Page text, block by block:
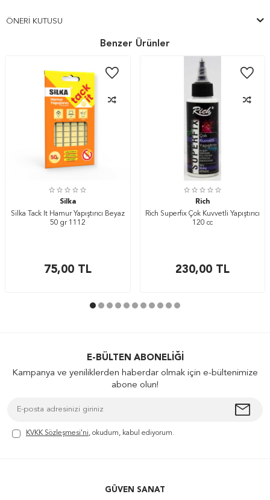
ÖNERI KUTUSU
Benzer Ürünler
Silka
Silka Tack It Hamur Yapıştırıcı Beyaz
50 gr 1112
75,00TL
Rich
Rich Superfix Çok Kuvvetli Yapıştırıcı
120 cc
230,00TL
E-BÜLTEN ABONELIĞI
Kampanya ve yeniliklerden haberdar olmak için e-bültenimize
abone olun!
KVKK Sözleşmesi'ni, okudum, kabul ediyorum.
GÜVEN SANAT